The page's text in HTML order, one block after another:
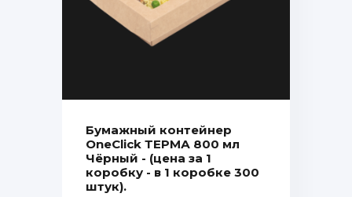
Бумажный контейнер
OneClick ТЕРМА 800 мл
Чёрный - (цена за 1
коробку - в 1 коробке 300
штук).